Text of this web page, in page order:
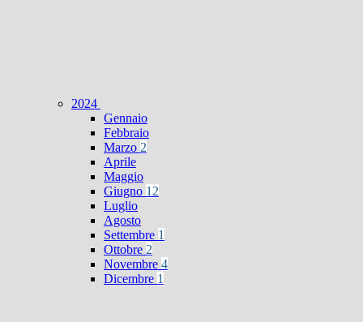
2024
Gennaio
Febbraio
Marzo 2
Aprile
Maggio
Giugno 12
Luglio
Agosto
Settembre 1
Ottobre 2
Novembre 4
Dicembre 1